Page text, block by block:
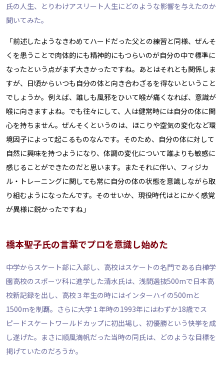
氏の人生、とりわけアスリート人生にどのような影響を与えたのか
聞いてみた。
「前述したようなきわめてハードだった父との練習と同様、ぜんそ
くを患うことで肉体的にも精神的にもつらいのが自分の中で標準に
なったという点がまず大きかったですね。あとはそれとも関係しま
すが、日頃からいつも自分の体と向き合わざるを得ないということ
でしょうか。例えば、誰しも風邪をひいて喉が痛くなれば、意識が
喉に向きますよね。でも往々にして、人は健常時には自分の体に関
心を持ちません。ぜんそくというのは、ほこりや空気の変化など環
境因子によって起こるものなんです。そのため、自分の体に対して
自然に興味を持つようになり、体調の変化について誰よりも敏感に
感じることができたのだと思います。またそれに伴い、フィジカ
ル・トレーニングに関しても常に自分の体の状態を意識しながら取
り組むようになったんです。そのせいか、現役時代はとにかく感覚
が異様に鋭かったですね」
橋本聖子氏の言葉でプロを意識し始めた
中学からスケート部に入部し、高校はスケートの名門である白樺学
園高校のスポーツ科に進学した清水氏は、浅間選抜500mで日本高
校新記録を出し、高校３年生の時にはインターハイの500mと
1500mを制覇。さらに大学１年時の1993年にはわずか18歳でス
ピードスケートワールドカップに初出場し、初優勝という快挙を成
し遂げた。まさに順風満帆だった当時の同氏は、どのような目標を
掲げていたのだろうか。